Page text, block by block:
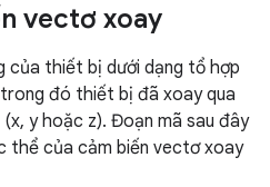
vectơ xoay
của thiết bị dưới dạng tổ hợp
đó thiết bị đã xoay qua
y hoặc z). Đoạn mã sau đây
thể của cảm biến vectơ xoay